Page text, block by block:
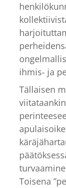
ihmis- ja
Tällaisen
Toisena